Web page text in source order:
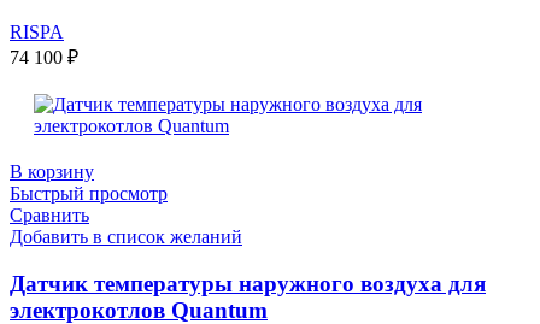
RISPA
74 100 ₽
В корзину
Быстрый просмотр
Сравнить
Добавить в список желаний
Датчик температуры наружного воздуха для
электрокотлов Quantum